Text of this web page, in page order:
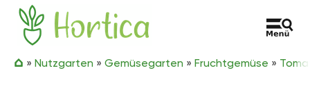
Zum Inhalt springen
Hortica
» Nutzgarten » Gemüsegarten » Fruchtgemüse »